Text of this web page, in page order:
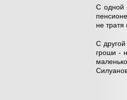
С одной
не
С другой
гроши -